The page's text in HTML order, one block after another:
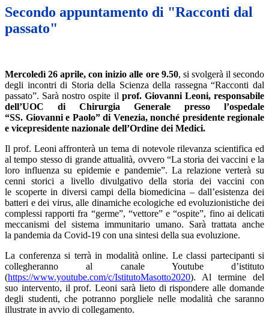
Secondo appuntamento di "Racconti dal
passato"
Mercoledì 26 aprile, con inizio alle ore 9.50, si svolgerà il secondo
degli incontri di Storia della Scienza della rassegna “Racconti dal
passato”. Sarà nostro ospite il prof. Giovanni Leoni, responsabile
dell’UOC di Chirurgia Generale presso l’ospedale
“SS. Giovanni e Paolo” di Venezia, nonché presidente regionale
e vicepresidente nazionale dell’Ordine dei Medici.
Il prof. Leoni affronterà un tema di notevole rilevanza scientifica ed
al tempo stesso di grande attualità, ovvero “La storia dei vaccini e la
loro influenza su epidemie e pandemie”. La relazione verterà su
cenni storici a livello divulgativo della storia dei vaccini con
le scoperte in diversi campi della biomedicina – dall’esistenza dei
batteri e dei virus, alle dinamiche ecologiche ed evoluzionistiche dei
complessi rapporti fra “germe”, “vettore” e “ospite”, fino ai delicati
meccanismi del sistema immunitario umano. Sarà trattata anche
la pandemia da Covid-19 con una sintesi della sua evoluzione.
La conferenza si terrà in modalità online. Le classi partecipanti si
collegheranno al canale Youtube d’istituto
(https://www.youtube.com/c/IstitutoMasotto2020). Al termine del
suo intervento, il prof. Leoni sarà lieto di rispondere alle domande
degli studenti, che potranno porgliele nelle modalità che saranno
illustrate in avvio di collegamento.